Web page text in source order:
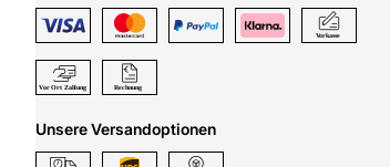
Unsere Versandoptionen